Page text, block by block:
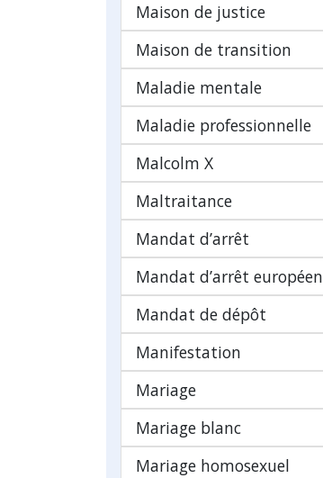
Maison de justice
Maison de transition
Maladie mentale
Maladie professionnelle
Malcolm X
Maltraitance
Mandat d’arrêt
Mandat d’arrêt européen
Mandat de dépôt
Manifestation
Mariage
Mariage blanc
Mariage homosexuel